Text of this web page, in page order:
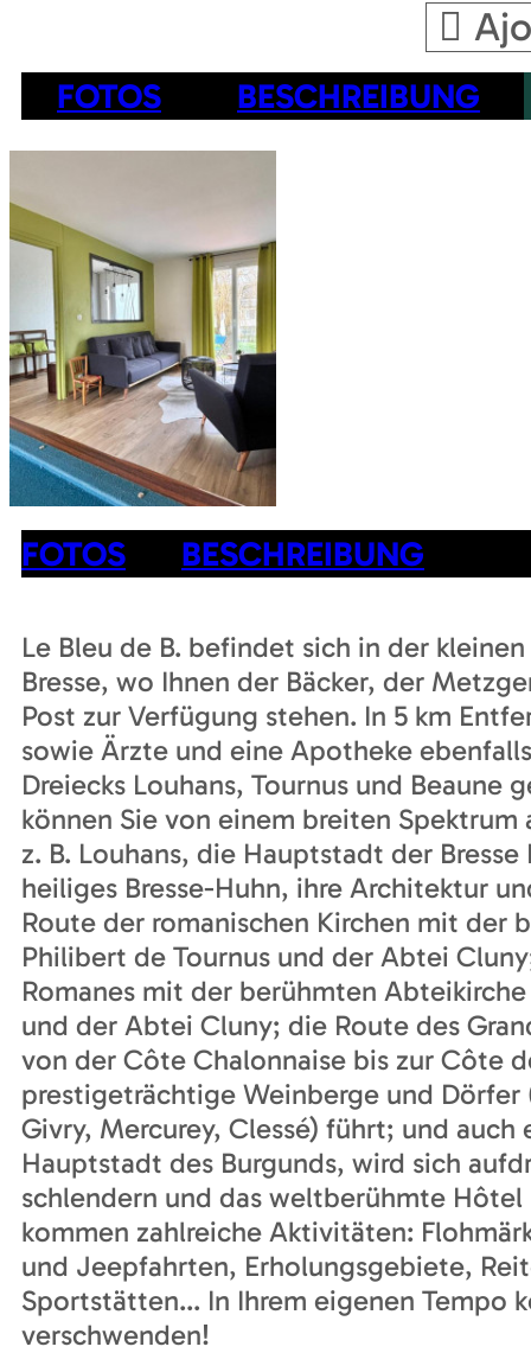
FOTOS BESCHREIBUNG
FOTOS BESCHREIBUNG
Le Bleu de B. befindet sich in der
Bresse, wo Ihnen der Bäcker, der
Post zur Verfügung stehen. In 5 km
sowie Ärzte und eine Apotheke
Dreiecks Louhans, Tournus und Beaune
können Sie von einem breiten
z. B. Louhans, die Hauptstadt der
heiliges Bresse-Huhn, ihre Architektur
Route der romanischen Kirchen mit der
Philibert de Tournus und der Abtei
Romanes mit der berühmten
und der Abtei Cluny; die Route des
von der Côte Chalonnaise bis zur Côte
prestigeträchtige Weinberge und Dörfer
Givry, Mercurey, Clessé) führt; und auch
Hauptstadt des Burgunds, wird sich
schlendern und das weltberühmte
kommen zahlreiche Aktivitäten:
und Jeepfahrten, Erholungsgebiete,
Sportstätten... In Ihrem eigenen Tempo
verschwenden!